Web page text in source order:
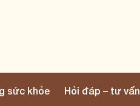
sức khỏe Hỏi đáp – tư vấn